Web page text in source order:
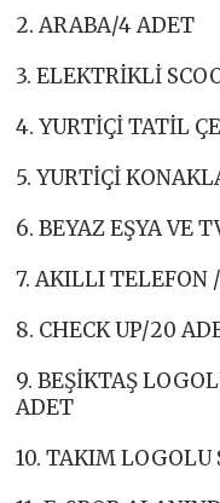
2. ARABA/4 ADET
3. ELEKTRİKLİ
4. YURTİÇİ TATİL
5. YURTİÇİ
6. BEYAZ EŞYA VE
7. AKILLI TELEFON
8. CHECK UP/20
9. BEŞİKTAŞ
ADET
10. TAKIM LOGOLU